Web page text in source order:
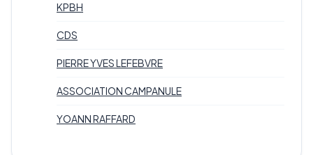
KPBH
CDS
PIERRE YVES LEFEBVRE
ASSOCIATION CAMPANULE
YOANN RAFFARD